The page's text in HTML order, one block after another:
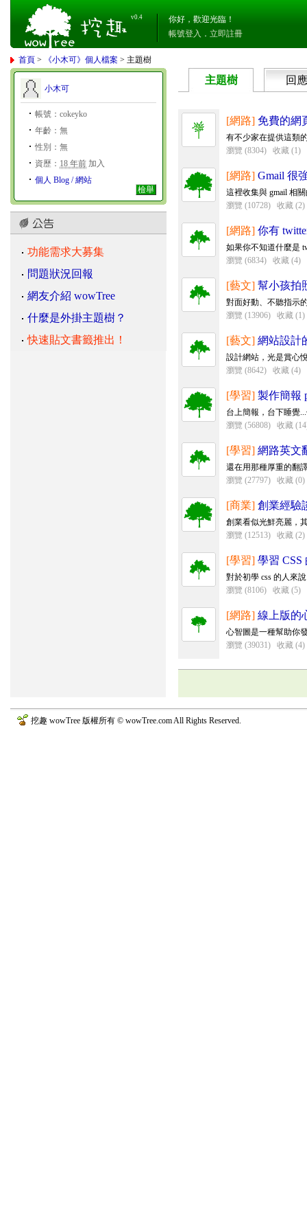
v0.4
你好，歡迎光臨！
帳號登入 ． 立即註冊
首頁 > 《小木可》個人檔案 > 主題樹
小木可
帳號：cokeyko
年齡：無
性別：無
資歷： 18 年前 加入
個人 Blog / 網站
檢舉
功能需求大募集
問題狀況回報
網友介紹 wowTree
什麼是外掛主題樹？
快速貼文書籤推出！
主題樹 回應
[網路] 免費的網
有不少家在提供這類
瀏覽 (8304)
收藏 (1)
[網路] Gmail 很
這裡收集與 gmail 相
瀏覽 (10728)
收藏 (2)
[網路] 你有
如果你不知道什麼是
瀏覽 (6834)
收藏 (4)
[藝文] 幫小孩拍
對面好動、不聽指示
瀏覽 (13906)
收藏 (1)
[藝文] 網站設計
設計網站，光是賞心
瀏覽 (8642)
收藏 (4)
[學習] 製作簡報
台上簡報，台下睡覺
瀏覽 (56808)
收藏
[學習] 網路英文
還在用那種厚重的翻
瀏覽 (27797)
收藏 (0)
[商業] 創業經驗
創業看似光鮮亮麗，
瀏覽 (12513)
收藏 (2)
[學習] 學習 CSS
對於初學 css 的人來
瀏覽 (8106)
收藏 (5)
[網路] 線上版的
心智圖是一種幫助你
瀏覽 (39031)
收藏 (4)
挖趣 wowTree 版權所有 © wowTree.com All Rights Reserved.